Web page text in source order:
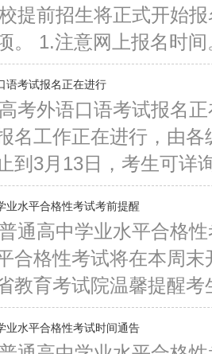
提前招生将正式开始
。 1.注意网上报名时
语考试报名正在进行
考外语口语考试报名
名工作正在进行，由
到3月13日，考生可详
业水平合格性考试考前提醒
通高中学业水平合格
合格性考试将在本周
教育考试院温馨提醒
业水平合格性考试时间通告